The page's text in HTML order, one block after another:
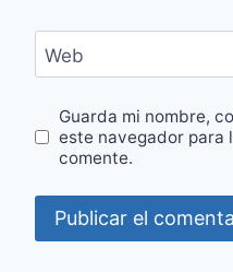
Web
Guarda mi nombre,
este navegador para
comente.